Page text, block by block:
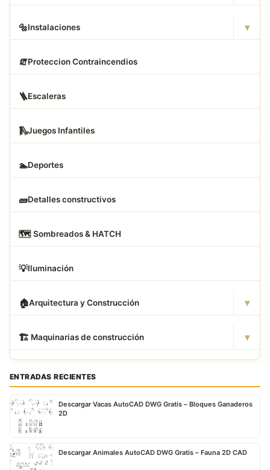
🔩Instalaciones ▾
🧯Proteccion Contraincendios
🪜Escaleras
🛝Juegos Infantiles
🏊Deportes
🧱Detalles constructivos
🗺️ Sombreados & HATCH
💡Iluminación
🏠Arquitectura y Construcción ▾
🏗 ️ Maquinarias de construcción ▾
ENTRADAS RECIENTES
Descargar Vacas AutoCAD DWG Gratis – Bloques Ganaderos
2D
Descargar Animales AutoCAD DWG Gratis – Fauna 2D CAD